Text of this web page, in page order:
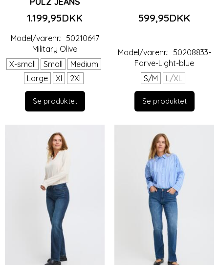
1.199,95DKK
Model/varenr.: 50210647
Military Olive
X-small
Small
Medium
Large
Xl 2Xl
Se produktet
599,95DKK
Model/varenr.: 50208833-
Farve-Light-blue
S/M
L/XL
Se produktet